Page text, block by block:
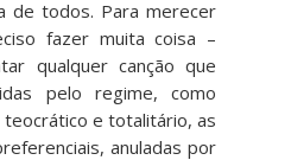
de todos. Para merecer
fazer muita coisa –
qualquer canção que
pelo regime, como
teocrático e totalitário, as
anuladas por